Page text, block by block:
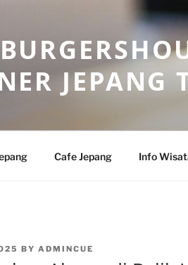
JEPANG
Cafe Jepang Info
BY ADMINCUE